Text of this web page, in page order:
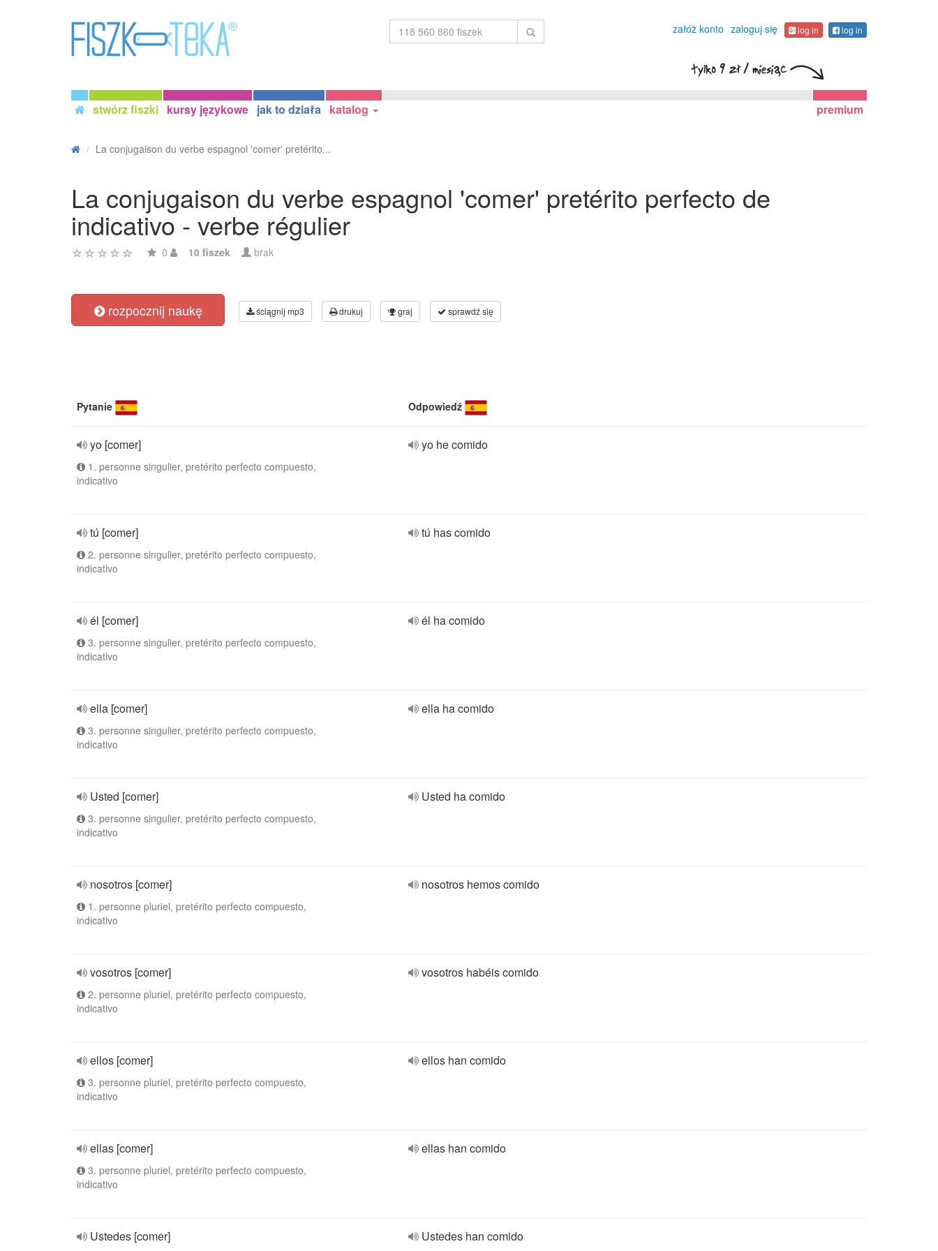
załóż konto zaloguj się log in log in
stwórz fiszki kursy językowe jak to działa katalog premium
La conjugaison du verbe espagnol 'comer' pretérito...
La conjugaison du verbe espagnol 'comer' pretérito perfecto de
indicativo - verbe régulier
0 10 fiszek brak
rozpocznij naukę ściągnij mp3 drukuj graj sprawdź się
Pytanie Odpowiedź
yo [comer]
1. personne singulier, pretérito perfecto compuesto,
indicativo
yo he comido
tú [comer]
2. personne singulier, pretérito perfecto compuesto,
indicativo
tú has comido
él [comer]
3. personne singulier, pretérito perfecto compuesto,
indicativo
él ha comido
ella [comer]
3. personne singulier, pretérito perfecto compuesto,
indicativo
ella ha comido
Usted [comer]
3. personne singulier, pretérito perfecto compuesto,
indicativo
Usted ha comido
nosotros [comer]
1. personne pluriel, pretérito perfecto compuesto,
indicativo
nosotros hemos comido
vosotros [comer]
2. personne pluriel, pretérito perfecto compuesto,
indicativo
vosotros habéis comido
ellos [comer]
3. personne pluriel, pretérito perfecto compuesto,
indicativo
ellos han comido
ellas [comer]
3. personne pluriel, pretérito perfecto compuesto,
indicativo
ellas han comido
Ustedes [comer] Ustedes han comido